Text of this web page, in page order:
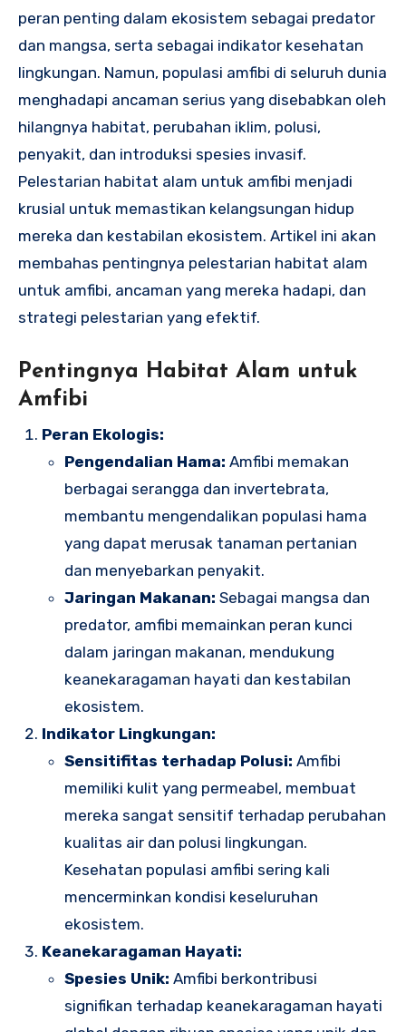
peran penting dalam ekosistem sebagai predator
dan mangsa, serta sebagai indikator kesehatan
lingkungan. Namun, populasi amfibi di seluruh dunia
menghadapi ancaman serius yang disebabkan oleh
hilangnya habitat, perubahan iklim, polusi,
penyakit, dan introduksi spesies invasif.
Pelestarian habitat alam untuk amfibi menjadi
krusial untuk memastikan kelangsungan hidup
mereka dan kestabilan ekosistem. Artikel ini akan
membahas pentingnya pelestarian habitat alam
untuk amfibi, ancaman yang mereka hadapi, dan
strategi pelestarian yang efektif.
Pentingnya Habitat Alam untuk
Amfibi
Peran Ekologis:
Pengendalian Hama: Amfibi memakan
berbagai serangga dan invertebrata,
membantu mengendalikan populasi hama
yang dapat merusak tanaman pertanian
dan menyebarkan penyakit.
Jaringan Makanan: Sebagai mangsa dan
predator, amfibi memainkan peran kunci
dalam jaringan makanan, mendukung
keanekaragaman hayati dan kestabilan
ekosistem.
Indikator Lingkungan:
Sensitifitas terhadap Polusi: Amfibi
memiliki kulit yang permeabel, membuat
mereka sangat sensitif terhadap perubahan
kualitas air dan polusi lingkungan.
Kesehatan populasi amfibi sering kali
mencerminkan kondisi keseluruhan
ekosistem.
Keanekaragaman Hayati:
Spesies Unik: Amfibi berkontribusi
signifikan terhadap keanekaragaman hayati